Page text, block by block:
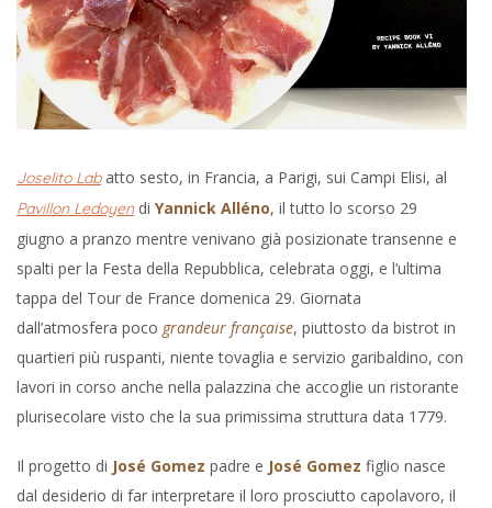
Joselito Labatto sesto, in Francia, a Parigi, sui Campi Elisi, al
Pavillon Ledoyendi Yannick Alléno, il tutto lo scorso 29
giugno a pranzo mentre venivano già posizionate transenne e
spalti per la Festa della Repubblica, celebrata oggi, e l’ultima
tappa del Tour de France domenica 29. Giornata
dall’atmosfera poco grandeur française, piuttosto da bistrot in
quartieri più ruspanti, niente tovaglia e servizio garibaldino, con
lavori in corso anche nella palazzina che accoglie un ristorante
plurisecolare visto che la sua primissima struttura data 1779.
Il progetto di José Gomez padre e José Gomez figlio nasce
dal desiderio di far interpretare il loro prosciutto capolavoro, il